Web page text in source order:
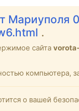
Мариуполя
.
сайта
компьютера,
о вашей